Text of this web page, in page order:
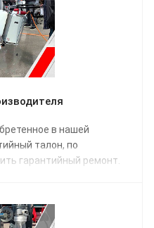
в нашей
талон, по
гарантийный ремонт.